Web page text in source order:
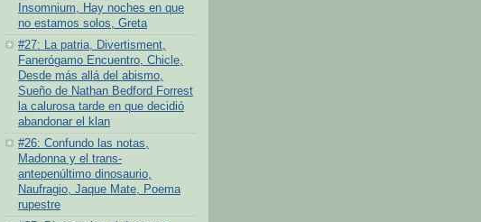
Insomnium, Hay noches en que
no estamos solos, Greta
#27: La patria, Divertisment,
Fanerógamo Encuentro, Chicle,
Desde más allá del abismo,
Sueño de Nathan Bedford Forrest
la calurosa tarde en que decidió
abandonar el klan
#26: Confundo las notas,
Madonna y el trans-
antepenúltimo dinosaurio,
Naufragio, Jaque Mate, Poema
rupestre